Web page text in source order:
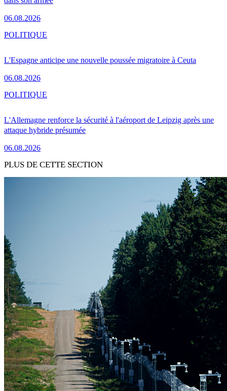
06.08.2026
L'Espagne anticipe une nouvelle poussée migratoire à Ceuta
06.08.2026
POLITIQUE
L'Allemagne renforce la sécurité à l'aéroport de Leipzig après une
attaque hybride présumée
06.08.2026
POLITIQUE
PLUS DE CETTE SECTION